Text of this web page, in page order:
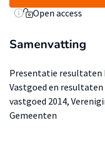
Open access
Samenvatting
Presentatie resultaten
Vastgoed en
vastgoed 2014,
Gemeenten